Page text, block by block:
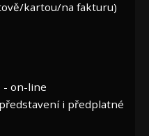
kartou/na fakturu)
- on-line
i předplatné